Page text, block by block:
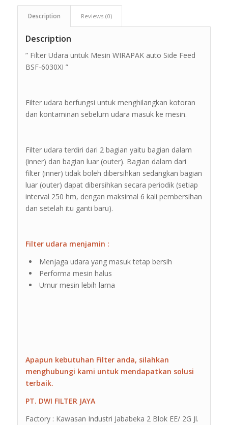
Description Reviews (0)
Description
” Filter Udara untuk Mesin WIRAPAK auto Side Feed
BSF-6030XI ”
Filter udara berfungsi untuk menghilangkan kotoran
dan kontaminan sebelum udara masuk ke mesin.
Filter udara terdiri dari 2 bagian yaitu bagian dalam
(inner) dan bagian luar (outer). Bagian dalam dari
filter (inner) tidak boleh dibersihkan sedangkan bagian
luar (outer) dapat dibersihkan secara periodik (setiap
interval 250 hm, dengan maksimal 6 kali pembersihan
dan setelah itu ganti baru).
Filter udara menjamin :
Menjaga udara yang masuk tetap bersih
Performa mesin halus
Umur mesin lebih lama
Apapun kebutuhan Filter anda, silahkan
menghubungi kami untuk mendapatkan solusi
terbaik.
PT. DWI FILTER JAYA
Factory : Kawasan Industri Jababeka 2 Blok EE/ 2G Jl.